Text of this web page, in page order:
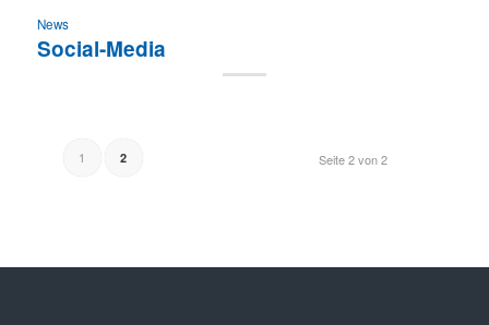
News
Social-Media
Seite 2 von 2
1 2